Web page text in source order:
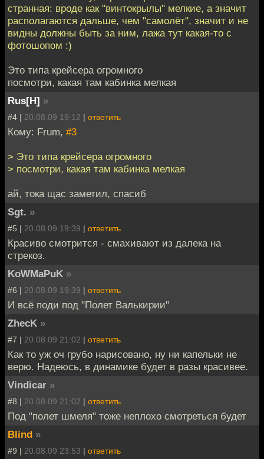
странная: вроде как "винтокрылы" мелкие, а значит
располагаются дальше, чем "самолёт", значит и не
видны должны быть за ним, лажа тут какая-то с
фотошопом :)
Это типа крейсера огромного
посмотри, какая там кабинка мелкая
Rus[H] »
#4 | 20.08.09 19:12 | ответить
Кому: Frum, #3
> Это типа крейсера огромного
> посмотри, какая там кабинка мелкая
ай, тока щас заметил, спасиб
Sgt. »
#5 | 20.08.09 19:39 | ответить
Красиво смотрится - смахивают из далека на
стрекоз.
KoWMaPuK »
#6 | 20.08.09 19:39 | ответить
И всё поди под "Полет Валькирии"
ZhecK »
#7 | 20.08.09 21:02 | ответить
Как то уж оч грубо нарисовано, ну ни капельки не
верю. Надеюсь, в динамике будет в разы красивее.
Vindicar »
#8 | 20.08.09 21:02 | ответить
Под "полет шмеля" тоже неплохо смотреться будет
Blind »
#9 | 20.08.09 23:53 | ответить